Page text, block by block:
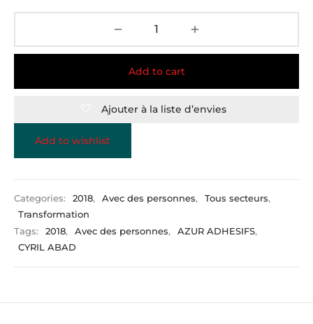
Add to cart
Ajouter à la liste d’envies
Add to wishlist
Categories: 2018, Avec des personnes, Tous secteurs,
Transformation
Tags:
2018, Avec des personnes, AZUR ADHESIFS,
CYRIL ABAD